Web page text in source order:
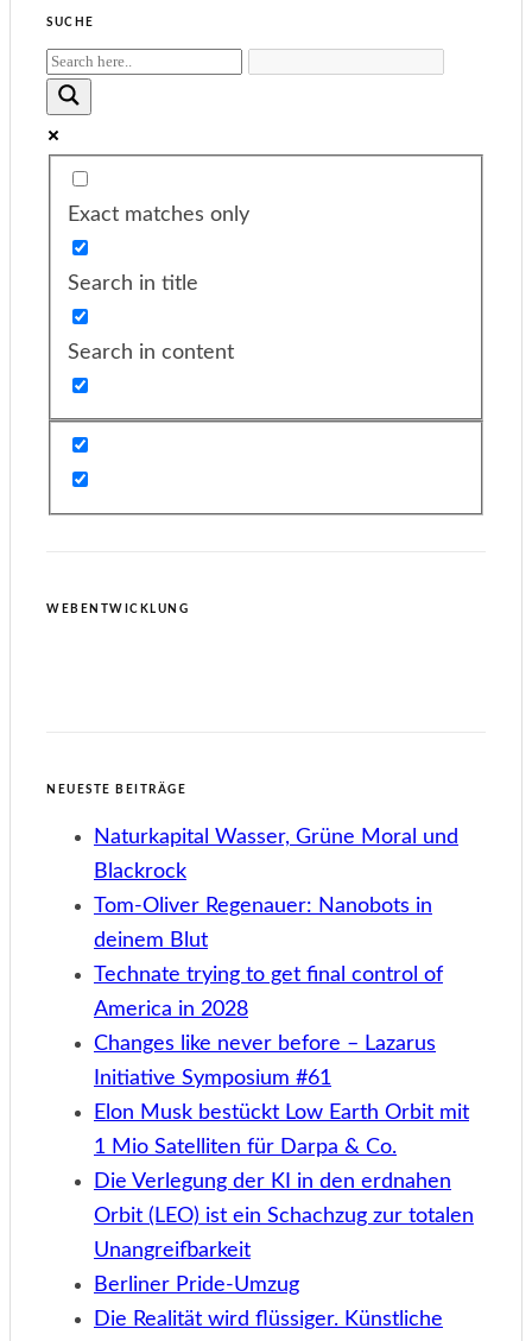
SUCHE
Exact matches only
Search in title
Search in content
WEBENTWICKLUNG
NEUESTE BEITRÄGE
Naturkapital Wasser, Grüne Moral und
Blackrock
Tom-Oliver Regenauer: Nanobots in
deinem Blut
Technate trying to get final control of
America in 2028
Changes like never before – Lazarus
Initiative Symposium #61
Elon Musk bestückt Low Earth Orbit mit
1 Mio Satelliten für Darpa & Co.
Die Verlegung der KI in den erdnahen
Orbit (LEO) ist ein Schachzug zur totalen
Unangreifbarkeit
Berliner Pride-Umzug
Die Realität wird flüssiger. Künstliche